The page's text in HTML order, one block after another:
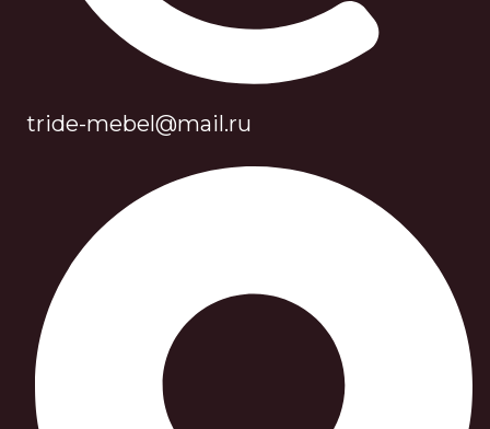
tride-mebel@mail.ru